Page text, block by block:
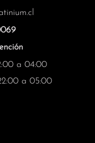
a 04:00
a 05:00